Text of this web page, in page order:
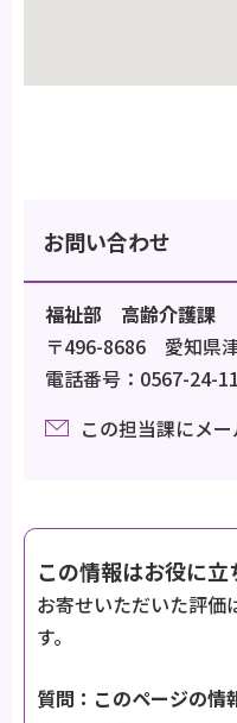
お問い合わせ
福祉部 高齢介護課
〒496-8686 愛知県
電話番号：0567-24-
この担当課にメ
この情報はお役に立
お寄せいただいた評価
す。
質問：このページの情